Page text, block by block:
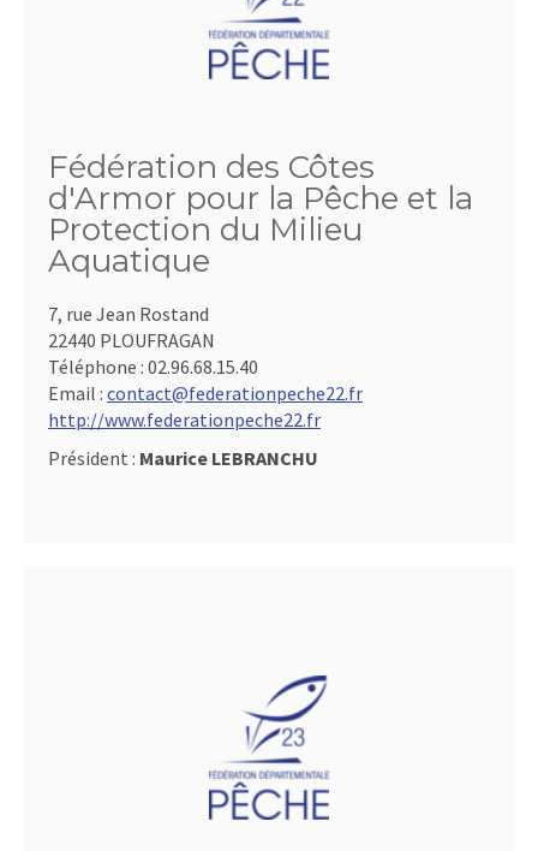
Fédération des Côtes
d'Armor pour la Pêche et la
Protection du Milieu
Aquatique
7, rue Jean Rostand
22440 PLOUFRAGAN
Téléphone : 02.96.68.15.40
Email : contact@federationpeche22.fr
http://www.federationpeche22.fr
Président : Maurice LEBRANCHU